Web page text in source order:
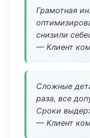
Грамотная
снизили
— Клиент
Сложные
раза, все
Сроки
— Клиент